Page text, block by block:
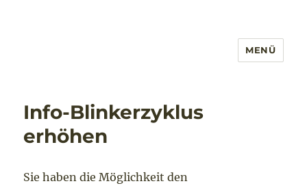
MENÜ
Info-Blinkerzyklus
erhöhen
Sie haben die Möglichkeit den